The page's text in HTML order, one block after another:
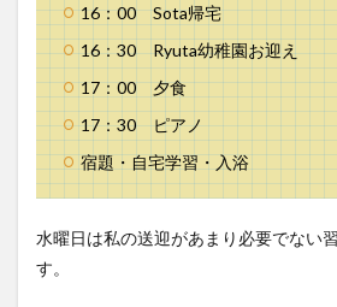
16：00 Sota帰宅
16：30 Ryuta幼稚園お迎え
17：00 夕食
17：30 ピアノ
宿題・自宅学習・入浴
水曜日は私の送迎があまり必要でない
す。